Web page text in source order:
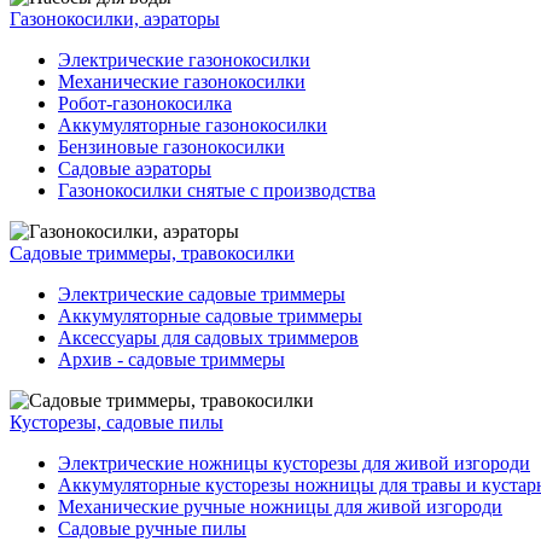
Газонокосилки, аэраторы
Электрические газонокосилки
Механические газонокосилки
Робот-газонокосилка
Аккумуляторные газонокосилки
Бензиновые газонокосилки
Садовые аэраторы
Газонокосилки снятые с производства
Садовые триммеры, травокосилки
Электрические садовые триммеры
Аккумуляторные садовые триммеры
Аксессуары для садовых триммеров
Архив - садовые триммеры
Кусторезы, садовые пилы
Электрические ножницы кусторезы для живой изгороди
Аккумуляторные кусторезы ножницы для травы и
Механические ручные ножницы для живой изгороди
Садовые ручные пилы